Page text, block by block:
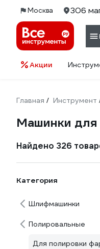
Москва 306
Акции
Главная / Инструмент
Машинки для
Найдено 326
Категория
Шлифмашинки
Полировальные
Для полировки